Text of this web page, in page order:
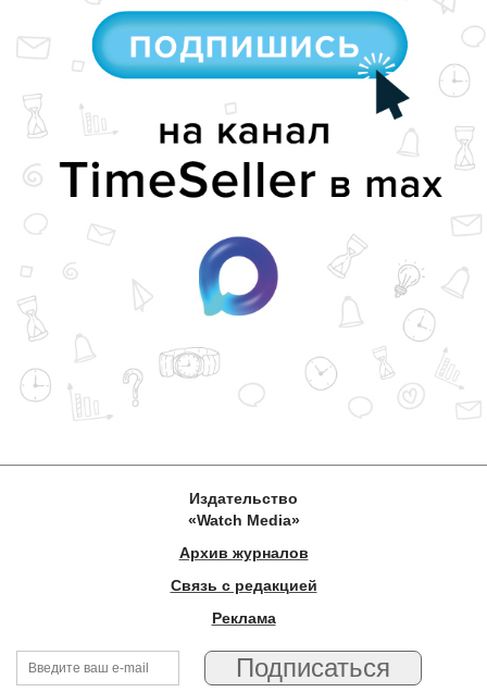
Издательство
«Watch Media»
Архив журналов
Связь с редакцией
Реклама